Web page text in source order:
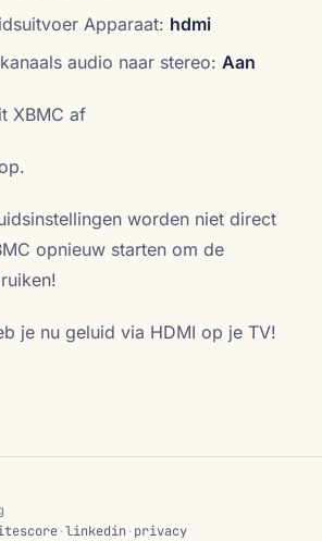
Apparaat: hdmi
audio naar stereo: Aan
XBMC af
worden niet direct
opnieuw starten om de
je nu geluid via HDMI op je TV!
·linkedin ·privacy